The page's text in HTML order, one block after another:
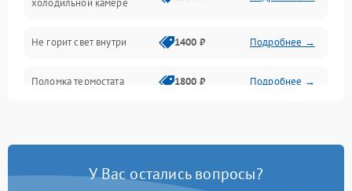
холодильной камере
Не горит свет внутри 1400 ₽ Подробнее →
Поломка термостата 1800 ₽ Подробнее →
У Вас остались вопросы?